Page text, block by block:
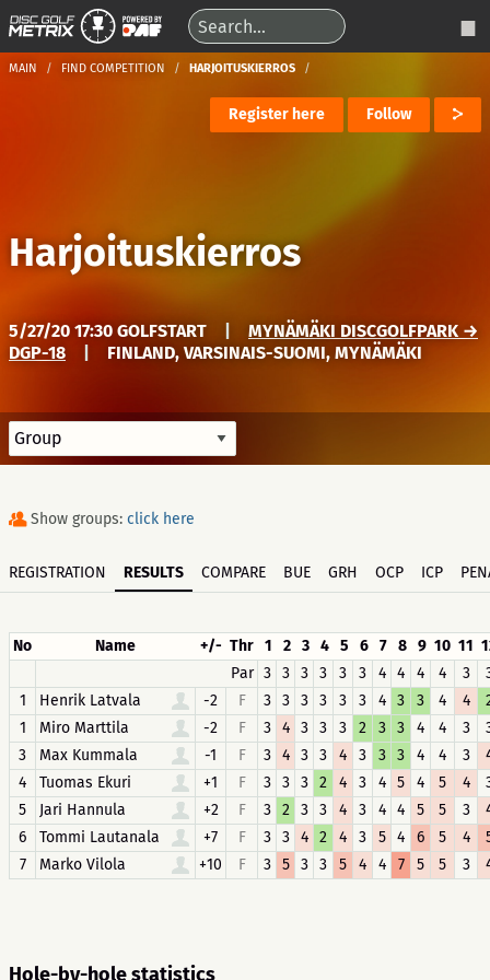
MAIN FIND COMPETITION HARJOITUSKIERROS
Register here Follow
Harjoituskierros
5/27/20 17:30 GOLFSTART
MYNÄMÄKI DISCGOLFPARK →
DGP-18
FINLAND, VARSINAIS-SUOMI, MYNÄMÄKI
Show groups: click here
REGISTRATION RESULTS COMPARE BUE GRH OCP ICP
No Name +/- Thr 1 2 3 4 5 6 7 8 9 10 11
Par 3 3 3 3 3 3 4 4 4 4 3
1
Henrik Latvala -2 F 3 3 3 3 3 3 4 3 3 4 4
1
Miro Marttila -2 F 3 4 3 3 3 2 3 3 4 4 3
3
Max Kummala -1 F 3 4 3 3 4 3 3 3 4 4 3
4
Tuomas Ekuri +1 F 3 3 3 2 4 3 4 5 4 5 4
5
Jari Hannula +2 F 3 2 3 3 4 3 4 4 5 5 3
6
Tommi Lautanala +7 F 3 3 4 2 4 3 5 4 6 5 4
7
Marko Vilola +10 F 3 5 3 3 5 4 4 7 5 5 3
Hole-by-hole statistics